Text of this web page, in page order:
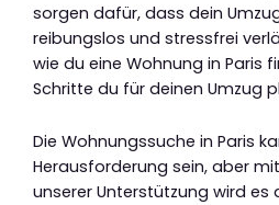
sorgen dafür, dass dein
reibungslos und stressfrei
wie du eine Wohnung in Paris
Schritte du für deinen Umzug
Die Wohnungssuche in Paris
Herausforderung sein, aber
unserer Unterstützung wird es